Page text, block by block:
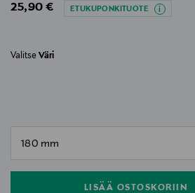
Original Price
25,90 € ETUKUPONKITUOTE
Valitse Väri
LISÄÄ OSTOSKORIIN